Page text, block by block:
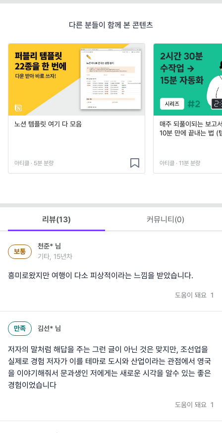
다른 분들이 함께 본 콘텐츠
노션 템플릿 여기 다 모음
아티클 · 5분 분량
매주 되풀이되는 보고
10분 만에 끝내는 법 (
아티클 · 11분 분량
리뷰(13) 커뮤니티(0)
보통
천준* 님
기타, 15년차
흥미로왔지만 여행이 다소 피상적이라는 느낌을 받았습니다.
도움이 돼요 1
만족 김선* 님
저자의 말처럼 해답을 주는 그런 글이 아닌 것은 맞지만, 조선업을
실제로 경험 저자가 이를 테마로 도시와 산업이라는 관점에서 영국
을 이야기해줘서 문과생인 저에게는 새로운 시각을 알수 있는 좋은
경험이었습니다
도움이 돼요 1